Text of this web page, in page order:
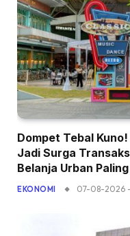
Dompet Tebal
Jadi Surga
Belanja Urban
EKONOMI 07-08-2026